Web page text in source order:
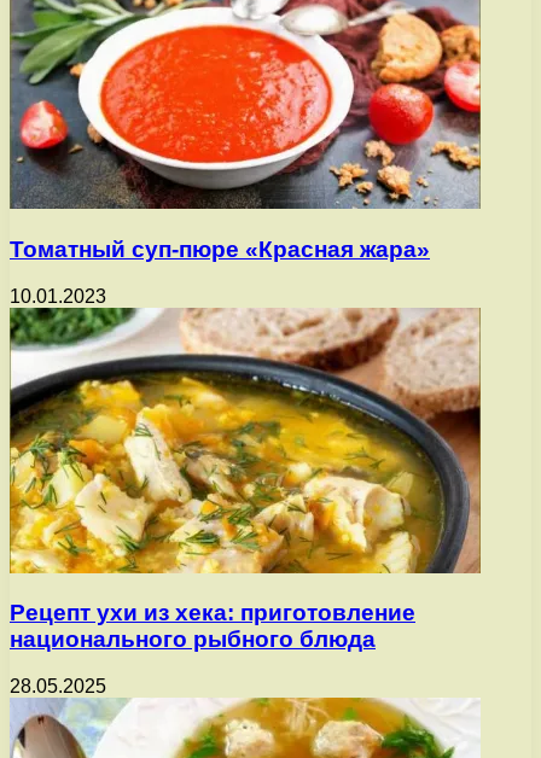
Томатный суп-пюре «Красная жара»
10.01.2023
Рецепт ухи из хека: приготовление
национального рыбного блюда
28.05.2025